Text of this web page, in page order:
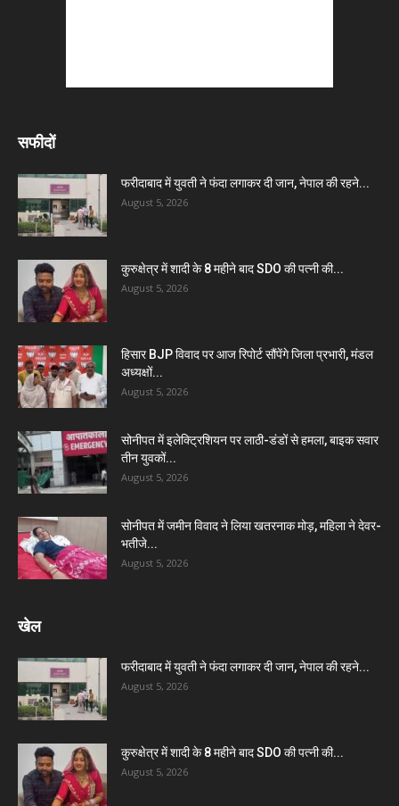
सफीदों
फरीदाबाद में युवती ने फंदा लगाकर दी जान, नेपाल की रहने...
August 5, 2026
कुरुक्षेत्र में शादी के 8 महीने बाद SDO की पत्नी की...
August 5, 2026
हिसार BJP विवाद पर आज रिपोर्ट सौंपेंगे जिला प्रभारी, मंडल
अध्यक्षों...
August 5, 2026
सोनीपत में इलेक्ट्रिशियन पर लाठी-डंडों से हमला, बाइक सवार
तीन युवकों...
August 5, 2026
सोनीपत में जमीन विवाद ने लिया खतरनाक मोड़, महिला ने देवर-
भतीजे...
August 5, 2026
खेल
फरीदाबाद में युवती ने फंदा लगाकर दी जान, नेपाल की रहने...
August 5, 2026
कुरुक्षेत्र में शादी के 8 महीने बाद SDO की पत्नी की...
August 5, 2026